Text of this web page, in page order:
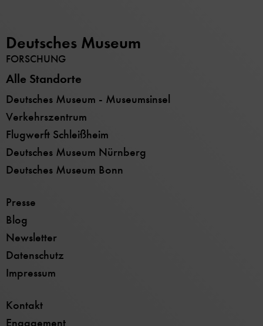
Deutsches Museum
FORSCHUNG
Alle Standorte
Deutsches Museum - Museumsinsel
Verkehrszentrum
Flugwerft Schleißheim
Deutsches Museum Nürnberg
Deutsches Museum Bonn
Presse
Blog
Newsletter
Datenschutz
Impressum
Kontakt
Engagement